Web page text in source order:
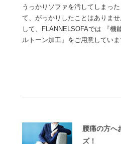
うっかりソファを汚してしまっ
て、がっかりしたことはありま
して、FLANNELSOFAでは 『機
ルトーン加工』をご用意してい
腰痛の方へ
ズ！